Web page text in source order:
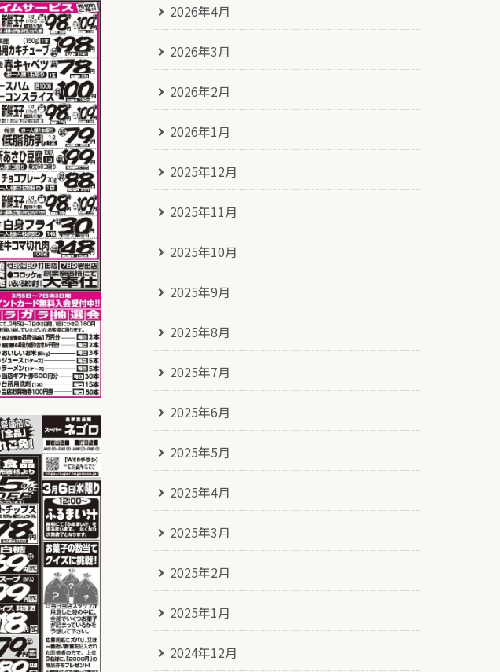
2026年4月
2026年3月
2026年2月
2026年1月
2025年12月
2025年11月
2025年10月
2025年9月
2025年8月
2025年7月
2025年6月
2025年5月
2025年4月
2025年3月
2025年2月
2025年1月
2024年12月